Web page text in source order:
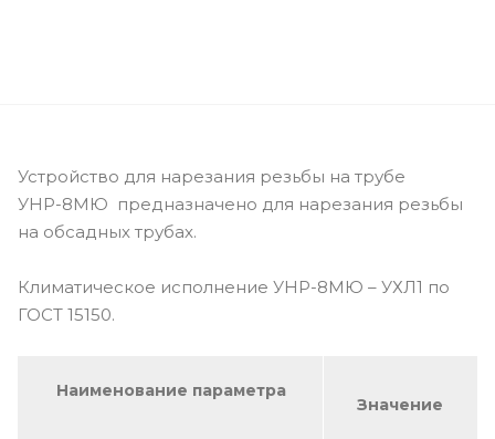
Устройство для нарезания резьбы на трубе
УНР-8МЮ предназначено для нарезания резьбы
на обсадных трубах.
Климатическое исполнение УНР-8МЮ – УХЛ1 по
ГОСТ 15150.
Наименование параметра
Значение